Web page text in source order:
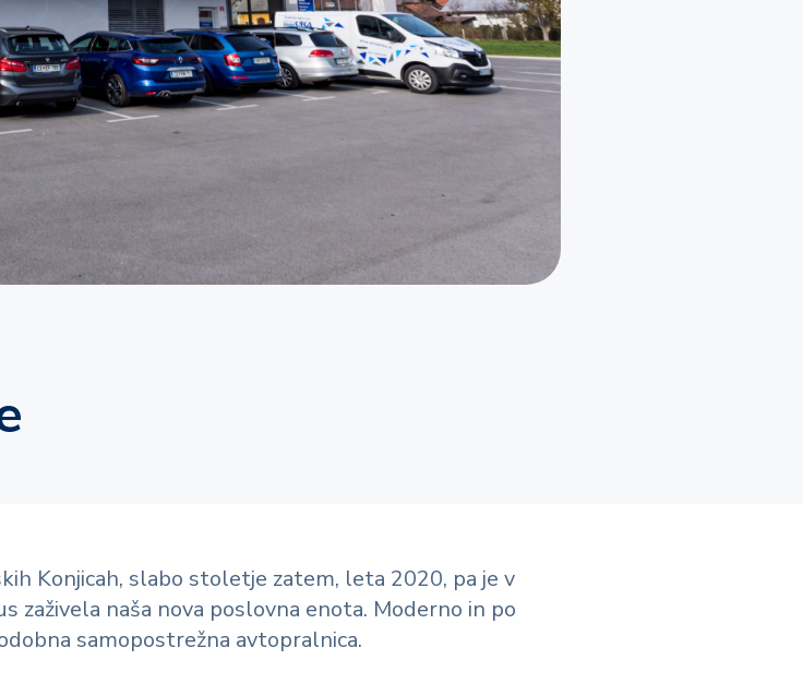
Kmetijsko premoženje
Posevki in živina
Konjicah, slabo stoletje zatem, leta 2020, pa je v
zaživela naša nova poslovna enota. Moderno in po
samopostrežna avtopralnica.